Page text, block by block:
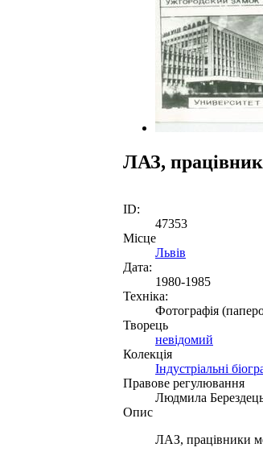
ЛАЗ,
ID:
47353
Місце
Львів
Дата:
1980-1985
Техніка:
Фотографія
Творець
невідомий
Колекція
Індустріальні
Правове регулювання
Людмила
Опис
ЛАЗ, працівники